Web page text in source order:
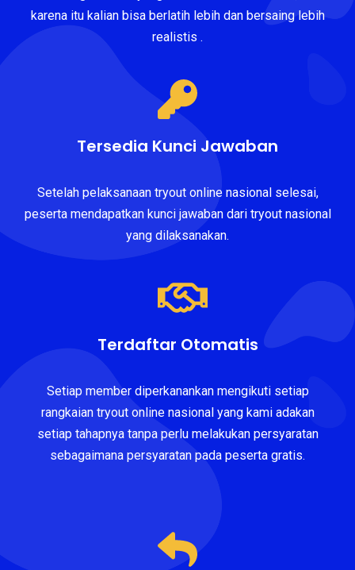
karena itu kalian bisa berlatih lebih dan bersaing lebih
realistis .
Tersedia Kunci Jawaban
Setelah pelaksanaan tryout online nasional selesai,
peserta mendapatkan kunci jawaban dari tryout nasional
yang dilaksanakan.
Terdaftar Otomatis
Setiap member diperkanankan mengikuti setiap
rangkaian tryout online nasional yang kami adakan
setiap tahapnya tanpa perlu melakukan persyaratan
sebagaimana persyaratan pada peserta gratis.